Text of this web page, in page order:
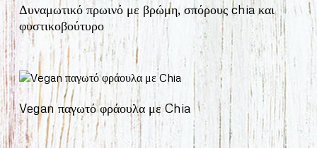
Δυναμωτικό πρωινό με βρώμη, σπόρους chia και
φυστικοβούτυρο
Vegan παγωτό φράουλα με Chia